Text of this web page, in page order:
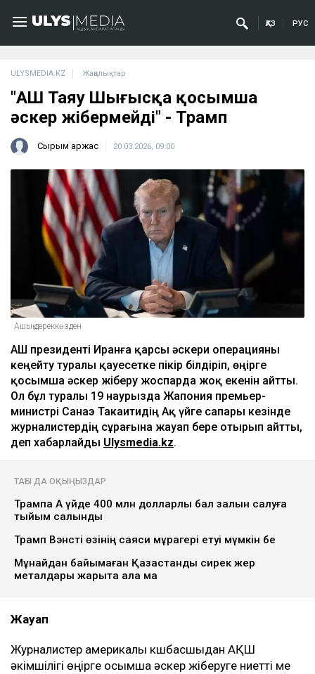
ҚАЗ РУС
ULYSMEDIA.KZ Жаңалықтар
"АҚШ Таяу Шығысқа қосымша
әскер жібермейді" - Трамп
Сырым Қаржас 20.03.2026, 09:00
Ашық дереккөзден
АҚШ президенті Иранға қарсы әскери операцияны
кеңейту туралы қауесетке пікір білдіріп, өңірге
қосымша әскер жіберу жоспарда жоқ екенін айтты.
Ол бұл туралы 19 наурызда Жапония премьер-
министрі Санаэ Такаитидің Ақ үйге сапары кезінде
журналистердің сұрағына жауап бере отырып айтты,
деп хабарлайды Ulysmedia.kz.
ТАҒЫ ДА ОҚЫҢЫЗДАР
Трампқа Ақ үйде 400 млн долларлық бал залын салуға
тыйым салынды
Трамп Вэнсті өзінің саяси мұрагері етуі мүмкін бе
Мұнайдан байымаған Қазақстанды сирек жер
металдары жарыта ала ма
Жауап
Журналистер америкалық кқшбасшыдан АҚШ
әкімшілігі өңірге қосымша әскер жіберуге ниетті ме